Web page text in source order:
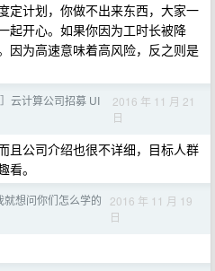
定计划，你做不出来东西，大家一
起开心。如果你因为工时长被降
因为高速意味着高风险，反之则是
］云计算公司招募 UI
2016 年 11 月 21
日
且公司介绍也很不详细，目标人群
看。
就想问你们怎么学的
2016 年 11 月 19
日